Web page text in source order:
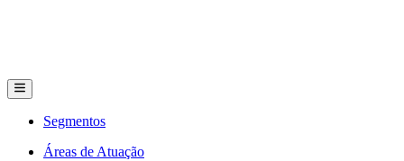
Segmentos
Áreas de Atuação